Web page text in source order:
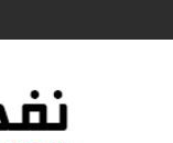
to